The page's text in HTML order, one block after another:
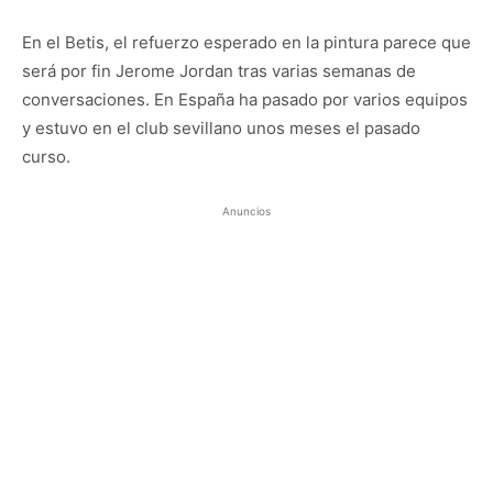
En el Betis, el refuerzo esperado en la pintura parece que
será por fin Jerome Jordan tras varias semanas de
conversaciones. En España ha pasado por varios equipos
y estuvo en el club sevillano unos meses el pasado
curso.
Anuncios